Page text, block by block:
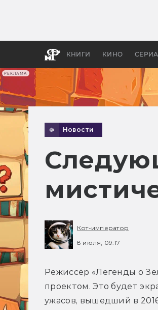
РЕКЛАМА
КНИГИ КИНО
Новости
Кот-император
8 июля, 09:17
Режиссёр «Легенды о
проектом. Это будет